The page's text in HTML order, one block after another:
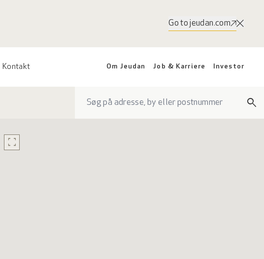
Go to jeudan.com
Kontakt Om Jeudan Job & Karriere Investor
search
fullscreen